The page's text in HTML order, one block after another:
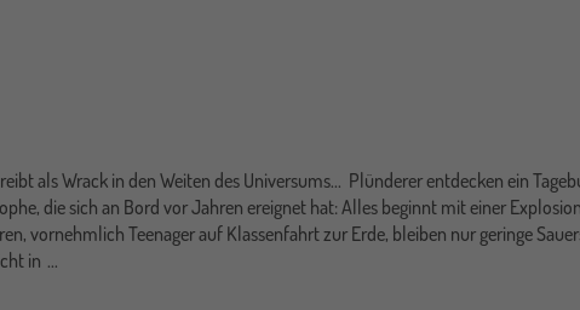
als Wrack in den Weiten des Universums... Plünderer entdecken ein
die sich an Bord vor Jahren ereignet hat: Alles beginnt mit einer
vornehmlich Teenager auf Klassenfahrt zur Erde, bleiben nur geringe
in ...